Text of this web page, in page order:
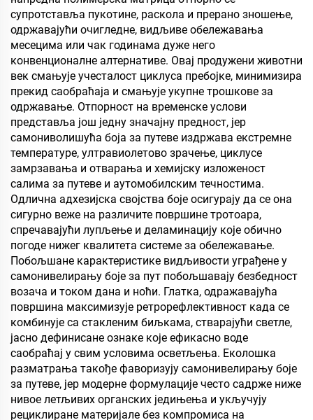
супротставља пукотине, раскола и прерано зношење,
одржавајући очигледне, видљиве обележавања
месецима или чак годинама дуже него
конвенционалне алтернативе. Овај продужени животни
век смањује учесталост циклуса пребојке, минимизира
прекид саобраћаја и смањује укупне трошкове за
одржавање. Отпорност на временске услови
представља још једну значајну предност, јер
самониволишућа боја за путеве издржава екстремне
температуре, ултравиолетово зрачење, циклусе
замрзавања и отварања и хемијску изложеност
салима за путеве и аутомобилским течностима.
Одлична адхезијска својства боје осигурају да се она
сигурно веже на различите површине тротоара,
спречавајући лупљење и деламинацију које обично
погоде нижег квалитета системе за обележавање.
Побољшане карактеристике видљивости уграђене у
самонивелирању боје за пут побољшавају безбедност
возача и током дана и ноћи. Глатка, одражавајућа
површина максимизује ретрорефлективност када се
комбинује са стакленим биљкама, стварајући светле,
јасно дефинисане ознаке које ефикасно воде
саобраћај у свим условима осветљења. Еколошка
разматрања такође фаворизују самонивелирању боје
за путеве, јер модерне формулације често садрже ниже
нивое летљивих органских једињења и укључују
рециклиране материјале без компромиса на